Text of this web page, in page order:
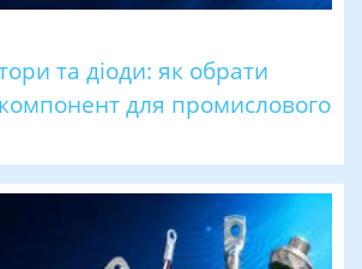
та діоди: як обрати
для промислового